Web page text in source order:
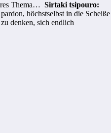
Thema… Sirtaki tsipouro:
höchstselbst in die Scheiße
denken, sich endlich